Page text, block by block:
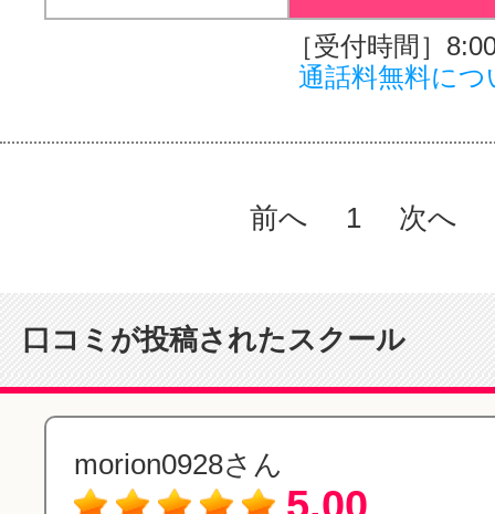
［受付時間］
通話料無料につ
前へ 1 次へ
口コミが投稿されたスクール
morion0928さん